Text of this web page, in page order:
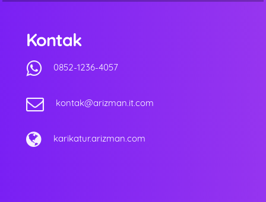
Kontak
0852-1236-4057
kontak@arizman.it.com
karikatur.arizman.com